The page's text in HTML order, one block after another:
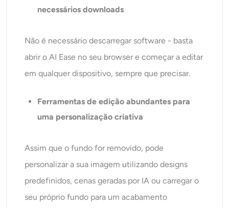
necessários downloads
Não é necessário descarregar software - basta
abrir o AI Ease no seu browser e começar a editar
em qualquer dispositivo, sempre que precisar.
Ferramentas de edição abundantes para
uma personalização criativa
Assim que o fundo for removido, pode
personalizar a sua imagem utilizando designs
predefinidos, cenas geradas por IA ou carregar o
seu próprio fundo para um acabamento